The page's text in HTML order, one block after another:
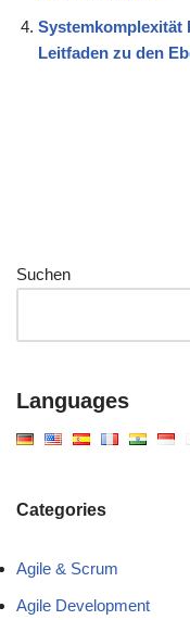
Systemkomplexität
Leitfaden zu den
Suchen
Languages
Categories
Agile & Scrum
Agile Development